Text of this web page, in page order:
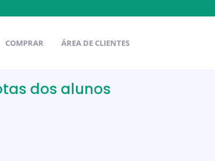
COMPRAR ÁREA DE CLIENTES
dos alunos